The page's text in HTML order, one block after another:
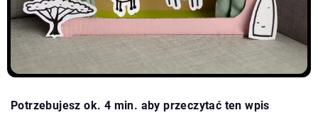
Potrzebujesz ok. 4 min. aby przeczytać ten wpis